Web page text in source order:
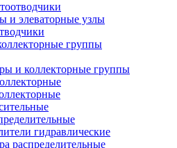
и элеваторные узлы
группы
и коллекторные группы
гидравлические
распределительные